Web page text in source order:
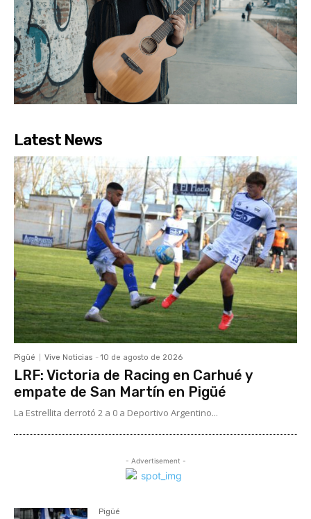
Latest News
Pigüé Vive Noticias - 10 de agosto de 2026
LRF: Victoria de Racing en Carhué y
empate de San Martín en Pigüé
La Estrellita derrotó 2 a 0 a Deportivo Argentino...
- Advertisement -
Pigüé